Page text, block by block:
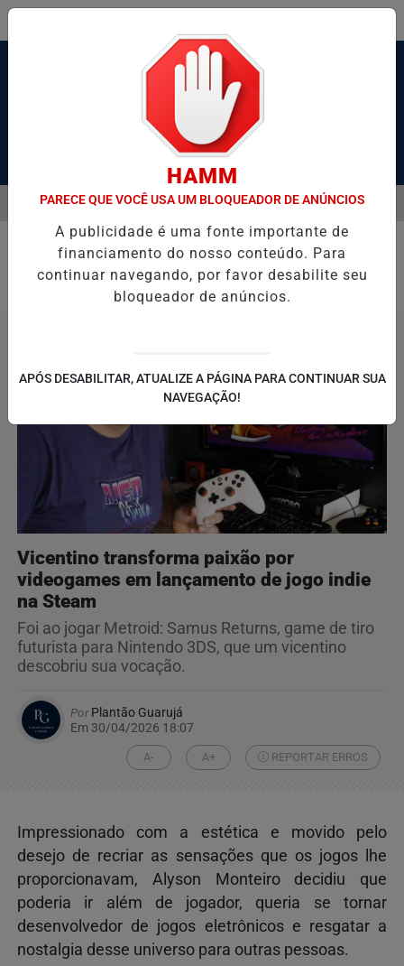
Pesquisar Notícia
DE BALSAS E NAVEGAÇÃO NO PORTO DE SANTOS; VÍDEO
EM ALTA
MENU
Entretenimento
Vicentino transforma paixão por
videogames em lançamento de jogo indie
na Steam
Foi ao jogar Metroid: Samus Returns, game de tiro
futurista para Nintendo 3DS, que um vicentino
descobriu sua vocação.
PorPlantão Guarujá
Em 30/04/2026 18:07
A- A+ REPORTAR ERROS
Impressionado com a estética e movido pelo
desejo de recriar as sensações que os jogos lhe
proporcionavam, Alyson Monteiro decidiu que
poderia ir além de jogador, queria se tornar
desenvolvedor de jogos eletrônicos e resgatar a
nostalgia desse universo para outras pessoas.
HAMM
PARECE QUE VOCÊ USA UM BLOQUEADOR DE ANÚNCIOS
A publicidade é uma fonte importante de
financiamento do nosso conteúdo. Para
continuar navegando, por favor desabilite seu
bloqueador de anúncios.
APÓS DESABILITAR, ATUALIZE A PÁGINA PARA CONTINUAR SUA
NAVEGAÇÃO!